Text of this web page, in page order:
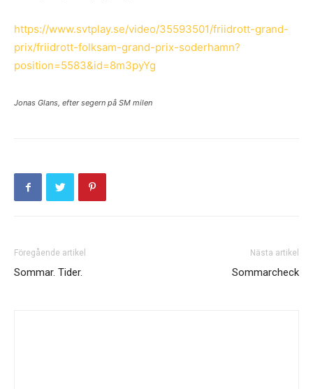
https://www.svtplay.se/video/35593501/friidrott-grand-
prix/friidrott-folksam-grand-prix-soderhamn?
position=5583&id=8m3pyYg
Jonas Glans, efter segern på SM milen
Föregående artikel
Sommar. Tider.
Nästa artikel
Sommarcheck